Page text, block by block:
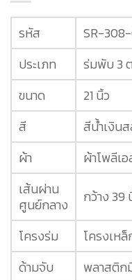
รหัส
SR-
ประเภท
ร่มพับ 3
ขนาด
21 นิ้ว
สี
สีน้ำเงิน
ผ้า
ผ้าโพลีเ
เส้นผ่าน
ศูนย์กลาง
กว้าง 39
โครงร่ม
โครงเหล็
ด้ามจับ
พลาสติก